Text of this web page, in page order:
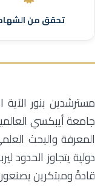
تحقق من
مسترشدين بنور
جامعة أيبكسي
المعرفة والبحث
دولية يتجاوز
قادةً ومبتكرين